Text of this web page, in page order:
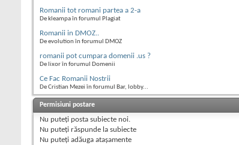
Romanii tot romani partea a 2-a
De kleampa în forumul Plagiat
Romanii in DMOZ..
De evolution în forumul DMOZ
romanii pot cumpara domenii .us ?
De lixor în forumul Domenii
Ce Fac Romanii Nostrii
De Cristian Mezei în forumul Bar, lobby...
Permisiuni postare
Nu puteţi posta subiecte noi.
Nu puteţi răspunde la subiecte
Nu puteţi adăuga ataşamente